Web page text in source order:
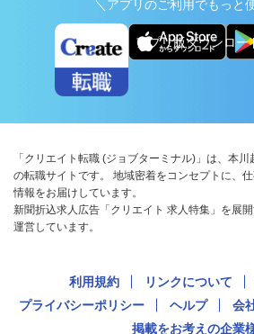
＼アプリのご利用でもっと
アプリ版ダウンロー
「クリエイト転職 (ジョブターミナル)」は、本
の転職サイトです。 地域密着をコンセプトに、
情報をお届けしています。
新聞折込求人広告「クリエイト 求人特集」を展
運営しています。
利用規約 リンクについて
プライバシーポリシー
ヘルプ 会
掲載をお考えの企業